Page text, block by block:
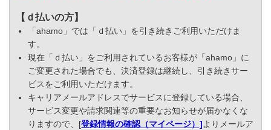
【ｄ払いの方】
「ahamo」では「ｄ払い」を引き続きご利用いただけま
す。
現在「ｄ払い」をご利用されているお客様が「ahamo」に
ご変更された場合でも、決済登録は継続し、引き続きサー
ビスをご利用いただけます。
キャリアメールアドレスでサービスに登録している場合、
サービス変更や請求関連等の重要なお知らせが届かなくな
りますので、[登録情報の確認（マイページ）]よりメールア